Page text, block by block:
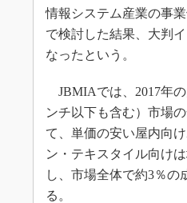
情報システム産業の事
で検討した結果、大判
なったという。
JBMIAでは、2017年
ンチ以下も含む）市場
て、単価の安い屋内向
ン・テキスタイル向け
し、市場全体で約3％の
る。